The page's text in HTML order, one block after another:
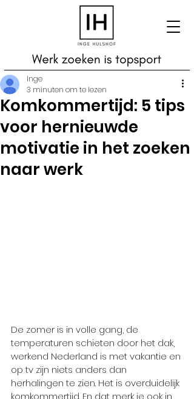
Komkommertijd: 5 tips
voor hernieuwde
motivatie in het zoeken
naar werk
Inge
3 minuten om te lezen
De zomer is in volle gang, de
temperaturen schieten door het dak,
werkend Nederland is met vakantie en
op tv zijn niets anders dan
herhalingen te zien. Het is overduidelijk
komkommertijd. En dat merk je ook in